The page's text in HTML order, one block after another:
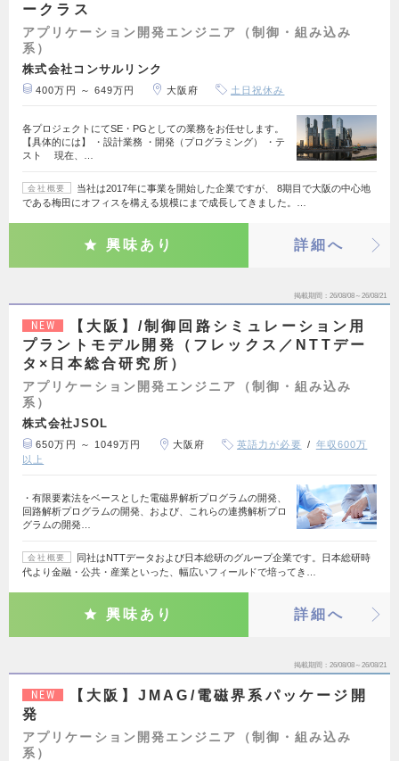
ークラス
アプリケーション開発エンジニア（制御・組み込み
系）
株式会社コンサルリンク
400万円 ～ 649万円 大阪府 土日祝休み
各プロジェクトにてSE・PGとしての業務をお任せします。
【具体的には】 ・設計業務 ・開発（プログラミング） ・テ
スト 現在、…
会社概要
当社は2017年に事業を開始した企業ですが、 8期目で大阪の中心地
である梅田にオフィスを構える規模にまで成長してきました。…
興味あり 詳細へ
掲載期間 26/08/08～26/08/21
NEW
【大阪】/制御回路シミュレーション用
プラントモデル開発（フレックス／NTTデー
タ×日本総合研究所）
アプリケーション開発エンジニア（制御・組み込み
系）
株式会社JSOL
650万円 ～ 1049万円 大阪府 英語力が必要
年収600万
以上
・有限要素法をベースとした電磁界解析プログラムの開発、
回路解析プログラムの開発、および、これらの連携解析プロ
グラムの開発…
会社概要
同社はNTTデータおよび日本総研のグループ企業です。日本総研時
代より金融・公共・産業といった、幅広いフィールドで培ってき…
興味あり 詳細へ
掲載期間 26/08/08～26/08/21
NEW
【大阪】JMAG/電磁界系パッケージ開
発
アプリケーション開発エンジニア（制御・組み込み
系）